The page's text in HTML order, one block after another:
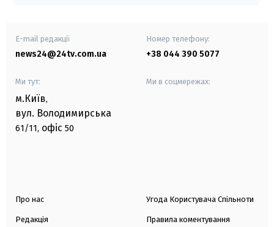
E-mail редакції
news24@24tv.com.ua
Номер телефону:
+38 044 390 5077
Ми тут:
м.Київ,
вул. Володимирська
61/11, офіс 50
Ми в соцмережах:
Про нас
Редакція
Угода Користувача Спільноти
Правила коментування